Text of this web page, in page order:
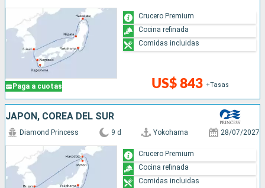
Paga a cuotas US$ 843 +Tasas
Crucero Premium
Cocina refinada
Comidas incluidas
JAPÓN, COREA DEL SUR
Diamond Princess 9 d Yokohama 28/07/2027
Crucero Premium
Cocina refinada
Comidas incluidas